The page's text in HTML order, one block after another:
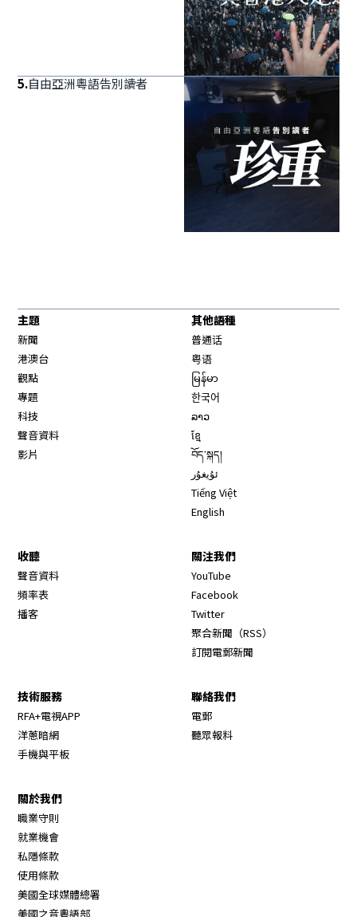
5.自由亞洲粵語告別讀者
主題
新聞
港澳台
觀點
專題
科技
聲音資料
影片
其他語種
普通话
粤语
မြန်မာ
한국어
ລາວ
ខ្មែ
བོད་སྐད།
ئۇيغۇر
Tiếng Việt
English
收聽
聲音資料
頻率表
播客
關注我們
YouTube
Facebook
Twitter
聚合新聞（RSS）
訂閱電郵新聞
技術服務
RFA+電視APP
洋蔥暗網
手機與平板
聯絡我們
電郵
聽眾報料
關於我們
職業守則
就業機會
私隱條款
使用條款
美國全球媒體總署
美國之音粵語部